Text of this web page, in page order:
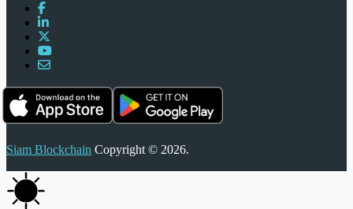
Siam Blockchain Copyright © 2026.